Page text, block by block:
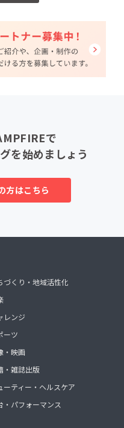
で
を始めましょう
方はこちら
づくり・地域活性化
レンジ
ーツ
・映画
・雑誌出版
ーティー・ヘルスケア
・パフォーマンス